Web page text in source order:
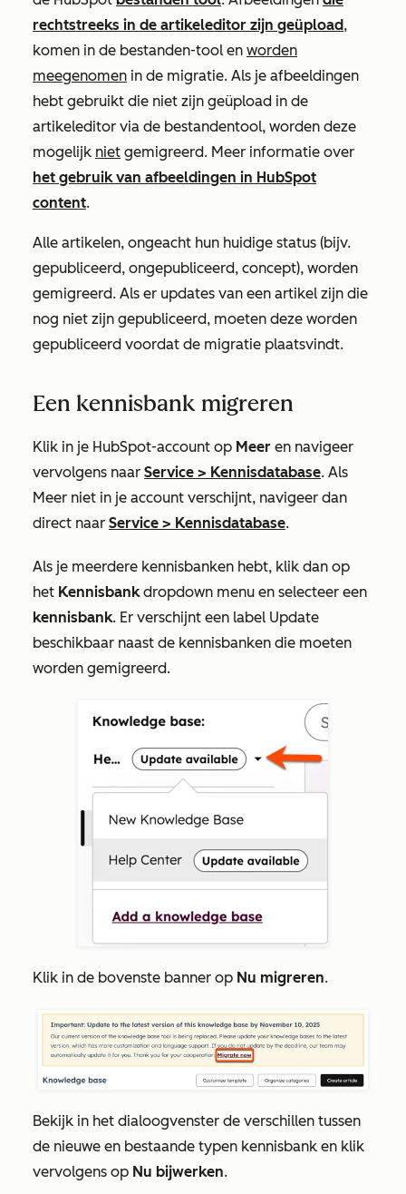
rechtstreeks in de artikeleditor zijn geüpload,
komen in de bestanden-tool en worden
meegenomen in de migratie. Als je afbeeldingen
hebt gebruikt die niet zijn geüpload in de
artikeleditor via de bestandentool, worden deze
mogelijk niet gemigreerd. Meer informatie over
het gebruik van afbeeldingen in HubSpot
content.
Alle artikelen, ongeacht hun huidige status (bijv.
gepubliceerd, ongepubliceerd, concept), worden
gemigreerd. Als er updates van een artikel zijn die
nog niet zijn gepubliceerd, moeten deze worden
gepubliceerd voordat de migratie plaatsvindt.
Een kennisbank migreren
Klik in je HubSpot-account op Meer en navigeer
vervolgens naar Service > Kennisdatabase. Als
Meer niet in je account verschijnt, navigeer dan
direct naar Service > Kennisdatabase.
Als je meerdere kennisbanken hebt, klik dan op
het Kennisbankdropdown menu en selecteer een
kennisbank. Er verschijnt een label Update
beschikbaar naast de kennisbanken die moeten
worden gemigreerd.
Klik in de bovenste banner op Nu migreren.
Bekijk in het dialoogvenster de verschillen tussen
de nieuwe en bestaande typen kennisbank en klik
vervolgens op Nu bijwerken.